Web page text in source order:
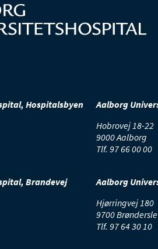
Hospitalsbyen
Aalborg
Hobrovej 18-22
9000 Aalborg
Tlf. 97 66 00 00
Brandevej
Aalborg
Hjørringvej 180
9700
Tlf. 97 64 30 10